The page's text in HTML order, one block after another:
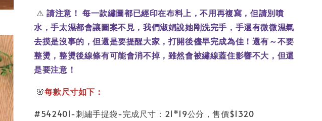
⚠️ 請注意！ 每一款繡圖都已經印在布料上，不用再複寫，但請別噴
水，手太濕都會讓圖案不見，我們淑娟說她剛洗完手，手還有微微濕氣
去摸是沒事的，但還是要提醒大家，打開後儘早完成為佳！還有～不要
整燙，整燙後線條有可能會消不掉，雖然會被繡線蓋住影響不大，但還
是要注意！
🌸每款尺寸如下：
#542401-刺繡手提袋-完成尺寸：21*19公分，售價$1320